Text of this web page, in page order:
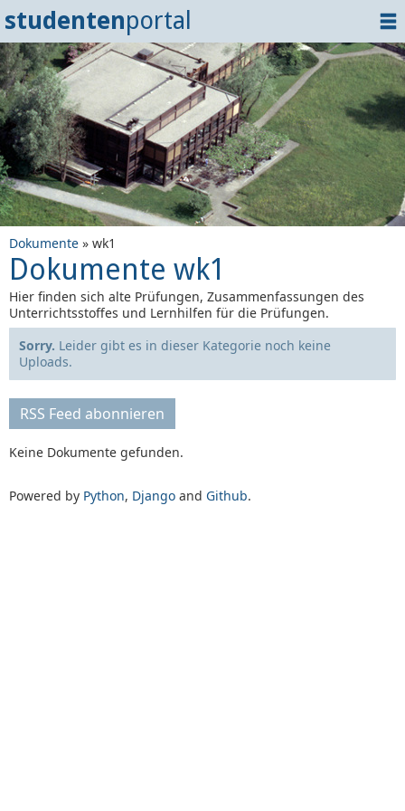
studentenportal
Home
Dokumente
Events
? Tipps
Login
Dokumente » wk1
Dokumente wk1
Hier finden sich alte Prüfungen, Zusammenfassungen des
Unterrichtsstoffes und Lernhilfen für die Prüfungen.
Sorry. Leider gibt es in dieser Kategorie noch keine
Uploads.
RSS Feed abonnieren
Keine Dokumente gefunden.
Powered by Python, Django and Github.